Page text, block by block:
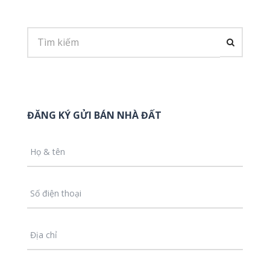
ĐĂNG KÝ GỬI BÁN NHÀ ĐẤT